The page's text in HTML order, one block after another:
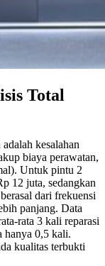
Total
kesalahan
biaya perawatan,
Untuk pintu 2
12 juta, sedangkan
dari frekuensi
panjang. Data
rata 3 kali reparasi
hanya 0,5 kali.
kualitas terbukti